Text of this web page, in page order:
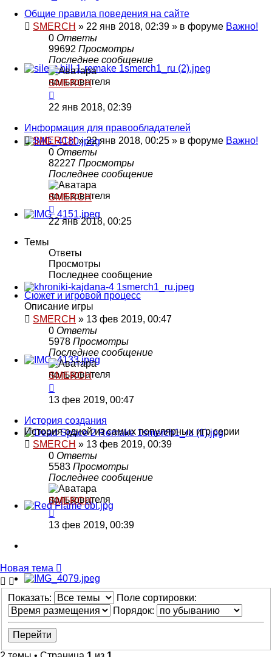
Общие правила поведения на сайте
SMERCH » 22 янв 2018, 02:39 » в форуме Важно!
0 Ответы
99692 Просмотры
Последнее сообщение
SMERCH
22 янв 2018, 02:39
Информация для правообладателей
SMERCH»22 янв 2018, 00:25 » в форуме Важно!
0 Ответы
82227 Просмотры
Последнее сообщение
SMERCH
22 янв 2018, 00:25
Темы
Ответы
Просмотры
Последнее сообщение
Сюжет и игровой процесс
Описание игры
SMERCH » 13 фев 2019, 00:47
0 Ответы
5978 Просмотры
Последнее сообщение
SMERCH
13 фев 2019, 00:47
История создания
История одной из самых популярных игр серии
SMERCH » 13 фев 2019, 00:39
0 Ответы
5583 Просмотры
Последнее сообщение
SMERCH
13 фев 2019, 00:39
Новая тема
Показать:
Поле сортировки:
Порядок: